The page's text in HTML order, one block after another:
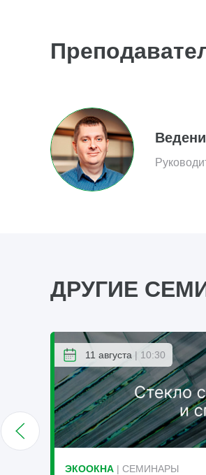
ДРУГИЕ
11 августа | 10:30
ЭКООКНА | СЕМИНАРЫ